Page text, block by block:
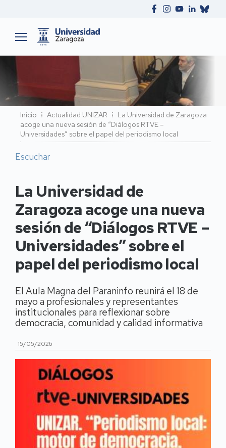
Ruta
de
navegación
Inicio Actualidad UNIZAR
La Universidad de Zaragoza
acoge una nueva sesión de “Diálogos RTVE –
Universidades” sobre el papel del periodismo local
Escuchar
La Universidad de
Zaragoza acoge una nueva
sesión de “Diálogos RTVE –
Universidades” sobre el
papel del periodismo local
El Aula Magna del Paraninfo reunirá el 18 de
mayo a profesionales y representantes
institucionales para reflexionar sobre
democracia, comunidad y calidad informativa
15/05/2026